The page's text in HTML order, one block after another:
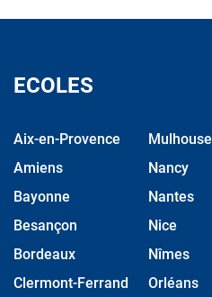
ECOLES
Aix-en-Provence
Amiens
Bayonne
Besançon
Bordeaux
Clermont-Ferrand
Mulhouse
Nancy
Nantes
Nice
Nîmes
Orléans